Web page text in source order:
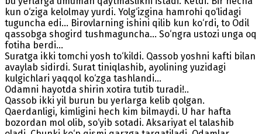
kun o‘ziga kelolmay yurdi. Yolg‘izgina hamrohi qo‘lidagi
tuguncha edi... Birovlarning ishini qilib kun ko‘rdi, to Odil
qassobga shogird tushmaguncha... So‘ngra ustozi unga oq
fotiha berdi...
Suratga ikki tomchi yosh to‘kildi. Qassob yoshni kafti bilan
avaylab sidirdi. Surat tiniqlashib, ayolining yuzidagi
kulgichlari yaqqol ko‘zga tashlandi...
Odamni hayotda shirin xotira tutib turadi!..
Qassob ikki yil burun bu yerlarga kelib qolgan.
Qaerdanligi, kimligini hech kim bilmaydi. U har hafta
bozordan mol olib, so‘yib sotadi. Aksariyat el talashib